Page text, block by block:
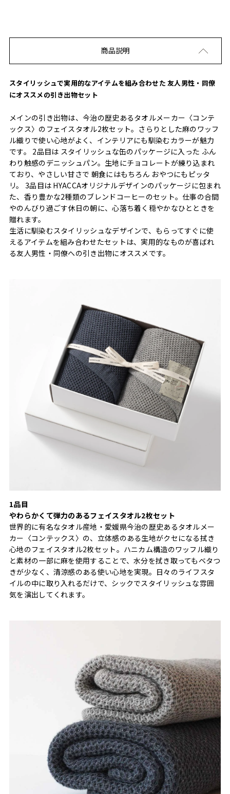
商品説明
スタイリッシュで実用的なアイテムを組み合わせた 友人男性・同僚
にオススメの引き出物セット
メインの引き出物は、今治の歴史あるタオルメーカー〈コンテ
ックス〉のフェイスタオル2枚セット。さらりとした麻のワッフ
ル織りで使い心地がよく、インテリアにも馴染むカラーが魅力
です。 2品目は スタイリッシュな缶のパッケージに入った ふん
わり触感のデニッシュパン。生地にチョコレートが練り込まれ
ており、やさしい甘さで 朝食にはもちろん おやつにもピッタ
リ。 3品目は HYACCAオリジナルデザインのパッケージに包まれ
た、香り豊かな2種類のブレンドコーヒーのセット。仕事の合間
やのんびり過ごす休日の朝に、心落ち着く穏やかなひとときを
贈れます。
生活に馴染むスタイリッシュなデザインで、もらってすぐに使
えるアイテムを組み合わせたセットは、実用的なものが喜ばれ
る友人男性・同僚への引き出物にオススメです。
1品目
やわらかくて弾力のあるフェイスタオル2枚セット
世界的に有名なタオル産地・愛媛県今治の歴史あるタオルメー
カー〈コンテックス〉の、立体感のある生地がクセになる拭き
心地のフェイスタオル2枚セット。ハニカム構造のワッフル織り
と素材の一部に麻を使用することで、水分を拭き取ってもベタつ
きが少なく、清涼感のある使い心地を実現。日々のライフスタ
イルの中に取り入れるだけで、シックでスタイリッシュな雰囲
気を演出してくれます。